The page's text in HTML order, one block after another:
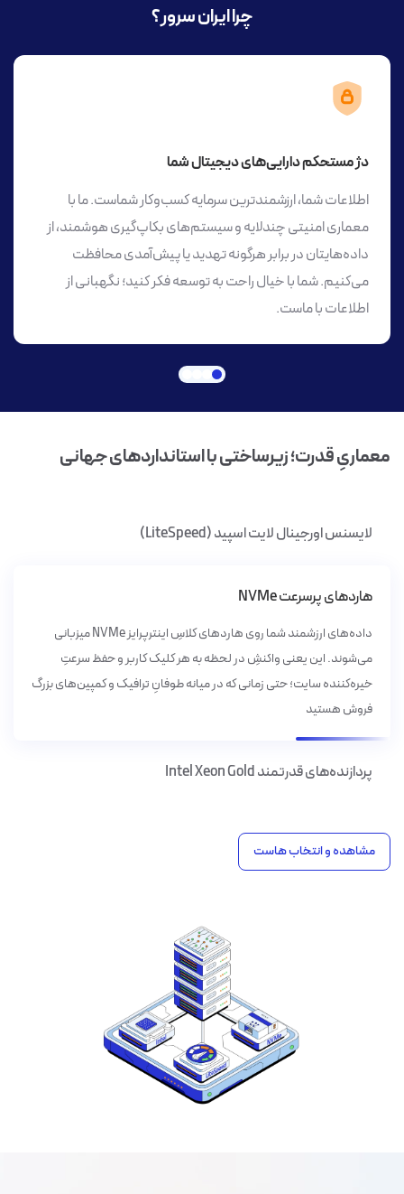
چرا ایران سرور؟
دژ مستحکم دارایی‌های دیجیتال شما
اطلاعات شما، ارزشمندترین سرمایه کسب‌وکار شماست. ما با
معماری امنیتی چندلایه و سیستم‌های بکاپ‌گیری هوشمند، از
داده‌هایتان در برابر هرگونه تهدید یا پیش‌آمدی محافظت
می‌کنیم. شما با خیال راحت به توسعه فکر کنید؛ نگهبانی از
اطلاعات با ماست.
معماریِ قدرت؛ زیرساختی با استانداردهای جهانی
لایسنس اورجینال لایت اسپید (LiteSpeed)
هاردهای پرسرعت NVMe
داده‌های ارزشمند شما روی هاردهای کلاسِ اینترپرایز NVMe میزبانی
می‌شوند. این یعنی واکنشِ در لحظه به هر کلیک کاربر و حفظ سرعتِ
خیره‌کننده سایت؛ حتی زمانی که در میانه طوفانِ ترافیک و کمپین‌های بزرگ
فروش هستید
پردازنده‌های قدرتمند Intel Xeon Gold
مشاهده و انتخاب هاست